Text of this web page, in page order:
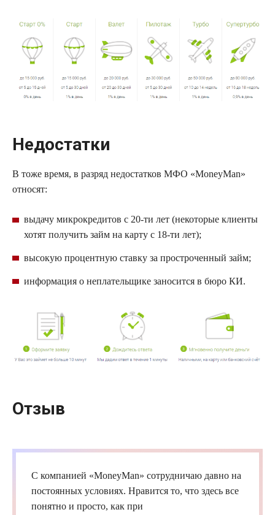
Недостатки
В тоже время, в разряд недостатков МФО «MoneyMan»
относят:
выдачумикрокредитов с 20-ти лет (некоторые клиенты
хотят получитьзайм на карту с 18-ти лет);
высокую процентную ставку за простроченныйзайм;
информация о неплательщике заносится в бюро КИ.
Отзыв
С компанией «MoneyMan» сотрудничаю давно на
постоянных условиях. Нравится то, что здесь все
понятно и просто, как при